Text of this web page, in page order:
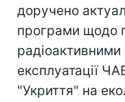
доручено
програми щодо
радіоактивними
експлуатації
"Укриття" на